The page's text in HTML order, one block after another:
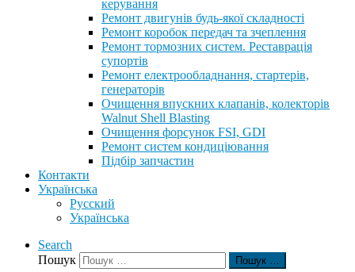
керування
Ремонт двигунів будь-якої складності
Ремонт коробок передач та зчеплення
Ремонт тормозних систем. Реставрація
супортів
Ремонт електрообладнання, стартерів,
генераторів
Очищення впускних клапанів, колекторів
Walnut Shell Blasting
Очищення форсунок FSI, GDI
Ремонт систем кондиціювання
Підбір запчастин
Контакти
Українська
Русский
Українська
Search
Пошук
Пошук …